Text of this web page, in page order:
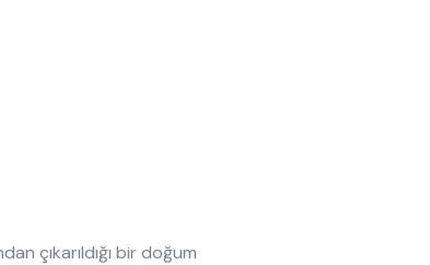
çıkarıldığı bir doğum